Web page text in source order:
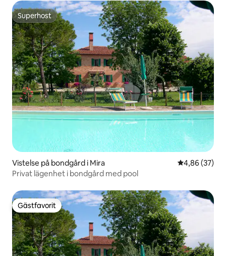
Superhost
Superhost
Vistelse på bondgård i Mira 4,86 av 5 i
4,86 (37)
Privat lägenhet i bondgård med pool
Gästfavorit
Gästfavorit